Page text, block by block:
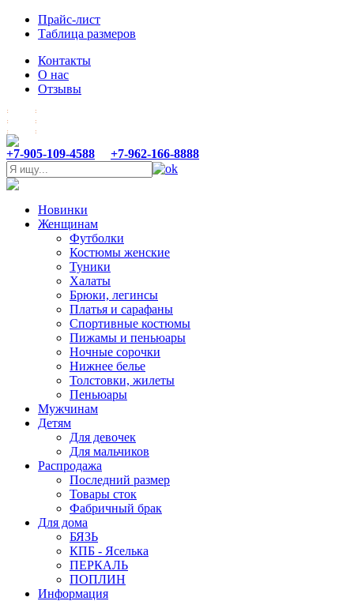
Прайс-лист
Таблица размеров
Контакты
О нас
Отзывы
+7-905-109-4588 +7-962-166-8888
Новинки
Женщинам
Футболки
Костюмы женские
Туники
Халаты
Брюки, легинсы
Платья и сарафаны
Спортивные костюмы
Пижамы и пеньюары
Ночные сорочки
Нижнее белье
Толстовки, жилеты
Пеньюары
Мужчинам
Детям
Для девочек
Для мальчиков
Распродажа
Последний размер
Товары сток
Фабричный брак
Для дома
БЯЗЬ
КПБ - Яселька
ПЕРКАЛЬ
ПОПЛИН
Информация